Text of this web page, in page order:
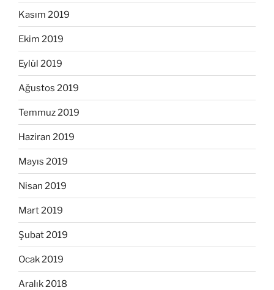
Kasım 2019
Ekim 2019
Eylül 2019
Ağustos 2019
Temmuz 2019
Haziran 2019
Mayıs 2019
Nisan 2019
Mart 2019
Şubat 2019
Ocak 2019
Aralık 2018